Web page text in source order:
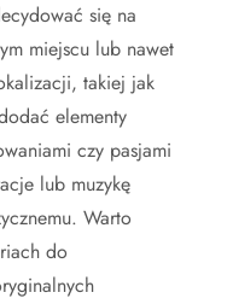
się na
miejscu lub nawet
takiej jak
elementy
czy pasjami
lub muzykę
Warto
do